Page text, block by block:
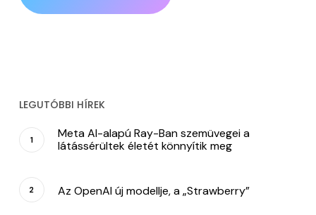
LEGUTÓBBI HÍREK
Meta AI-alapú Ray-Ban szemüvegei a
látássérültek életét könnyítik meg
Az OpenAI új modellje, a „Strawberry”